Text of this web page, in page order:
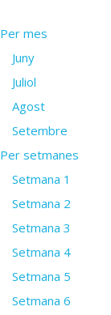
Per mes
Juny
Juliol
Agost
Setembre
Per setmanes
Setmana 1
Setmana 2
Setmana 3
Setmana 4
Setmana 5
Setmana 6